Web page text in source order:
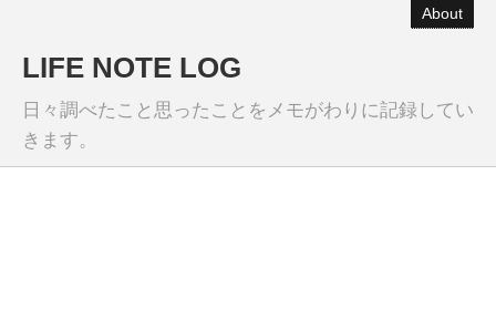
About
LIFE NOTE LOG
日々調べたこと思ったことをメモがわりに記録してい
きます。